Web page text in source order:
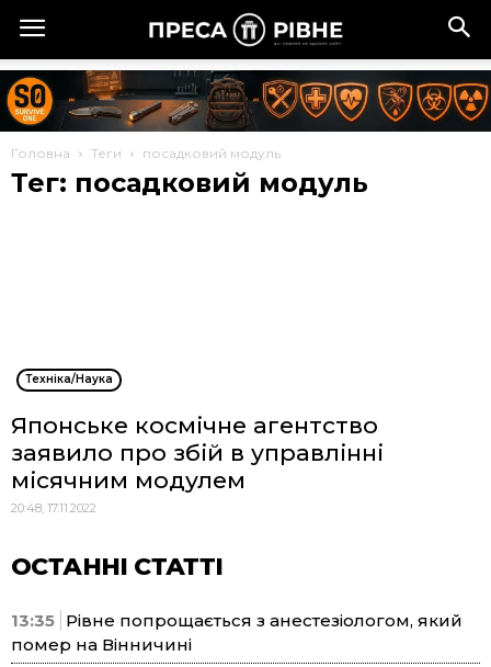
Головна Теги посадковий модуль
Тег: посадковий модуль
Техніка/Наука
Японське космічне агентство
заявило про збій в управлінні
місячним модулем
20:48, 17.11.2022
ОСТАННІ СТАТТІ
13:35 Рівне попрощається з анестезіологом, який
помер на Вінничині